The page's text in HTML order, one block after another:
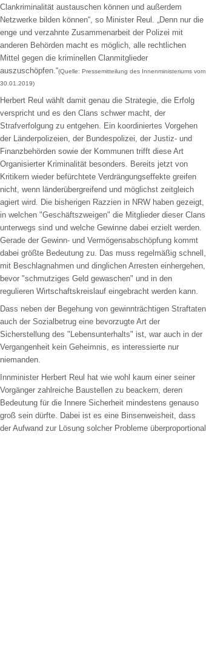
Clankriminalität austauschen können und außerdem
Netzwerke bilden können“, so Minister Reul. „Denn nur die
enge und verzahnte Zusammenarbeit der Polizei mit
anderen Behörden macht es möglich, alle rechtlichen
Mittel gegen die kriminellen Clanmitglieder
auszuschöpfen.“(Quelle: Pressemitteilung des Innenministeriums vom
30.01.2019)
Herbert Reul wählt damit genau die Strategie, die Erfolg
verspricht und es den Clans schwer macht, der
Strafverfolgung zu entgehen. Ein koordiniertes Vorgehen
der Länderpolizeien, der Bundespolizei, der Justiz- und
Finanzbehörden sowie der Kommunen trifft diese Art
Organisierter Kriminalität besonders. Bereits jetzt von
Kritikern wieder befürchtete Verdrängungseffekte greifen
nicht, wenn länderübergreifend und möglichst zeitgleich
agiert wird. Die bisherigen Razzien in NRW haben gezeigt,
in welchen "Geschäftszweigen" die Mitglieder dieser Clans
unterwegs sind und welche Gewinne dabei erzielt werden.
Gerade der Gewinn- und Vermögensabschöpfung kommt
dabei größte Bedeutung zu. Das muss regelmäßig schnell,
mit Beschlagnahmen und dinglichen Arresten einhergehen,
bevor "schmutziges Geld gewaschen" und in den
regulieren Wirtschaftskreislauf eingebracht werden kann.
Dass neben der Begehung von gewinnträchtigen Straftaten
auch der Sozialbetrug eine bevorzugte Art der
Sicherstellung des "Lebensunterhalts" ist, war auch in der
Vergangenheit kein Geheimnis, es interessierte nur
niemanden.
Innminister Herbert Reul hat wie wohl kaum einer seiner
Vorgänger zahlreiche Baustellen zu beackern, deren
Bedeutung für die Innere Sicherheit mindestens genauso
groß sein dürfte. Dabei ist es eine Binsenweisheit, dass
der Aufwand zur Lösung solcher Probleme überproportional